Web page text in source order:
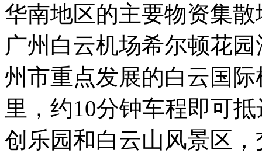
华南地区的主要物资集
广州白云机场希尔顿花
州市重点发展的白云国
里，约10分钟车程即可
创乐园和白云山风景区